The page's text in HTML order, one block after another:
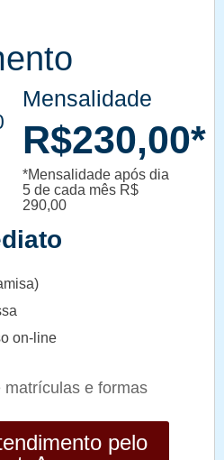
Mensalidade
R$230,00*
*Mensalidade após dia
5 de cada mês R$
290,00
on-line
matrículas e formas
pelo